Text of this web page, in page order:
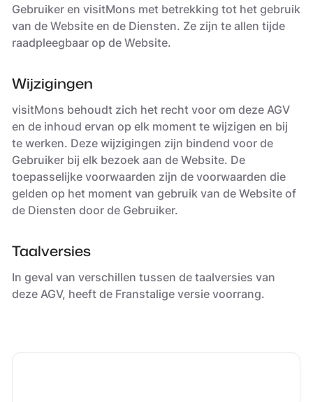
Gebruiker en visitMons met betrekking tot het gebruik
van de Website en de Diensten. Ze zijn te allen tijde
raadpleegbaar op de Website.
Wijzigingen
visitMons behoudt zich het recht voor om deze AGV
en de inhoud ervan op elk moment te wijzigen en bij
te werken. Deze wijzigingen zijn bindend voor de
Gebruiker bij elk bezoek aan de Website. De
toepasselijke voorwaarden zijn de voorwaarden die
gelden op het moment van gebruik van de Website of
de Diensten door de Gebruiker.
Taalversies
In geval van verschillen tussen de taalversies van
deze AGV, heeft de Franstalige versie voorrang.